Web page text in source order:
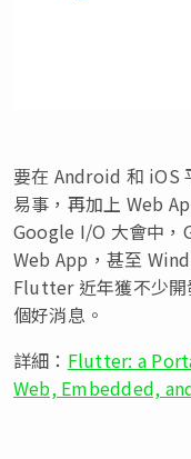
要在 Android 和 iOS
易事，再加上 Web
Google I/O 大會中
Web App，甚至
Flutter 近年獲不少開
個好消息。
詳細： Flutter: a
Web, Embedded,